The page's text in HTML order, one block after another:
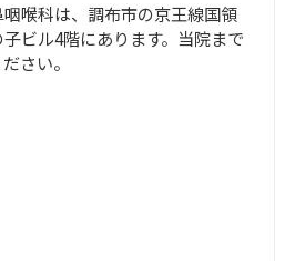
喉科は、調布市の京王線国領
ビル4階にあります。当院まで
さい。